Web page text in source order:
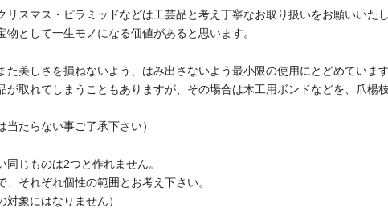
スマス・ピラミッドなどは工芸品と考え丁寧なお取り扱いをお願いいたし
として一生モノになる価値があると思います。
美しさを損ねないよう、はみ出さないよう最小限の使用にとどめています
取れてしまうこともありますが、その場合は木工用ボンドなどを、爪楊
たらない事ご了承下さい）
じものは2つと作れません。
それぞれ個性の範囲とお考え下さい。
象にはなりません）